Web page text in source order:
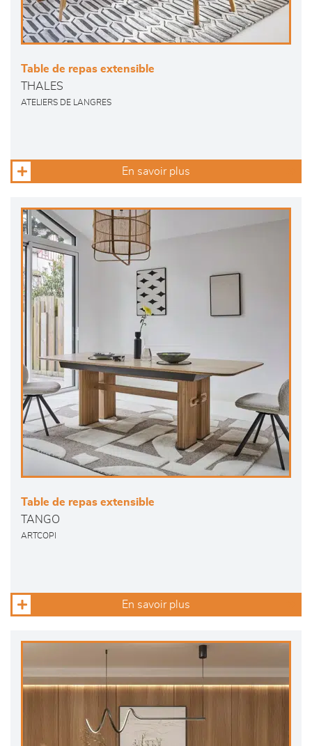
Table de repas extensible
THALES
ATELIERS DE LANGRES
En savoir plus
Table de repas extensible
TANGO
ARTCOPI
En savoir plus